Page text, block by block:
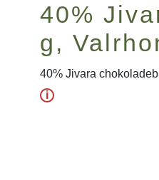
40%
g,
40% Jivara
i